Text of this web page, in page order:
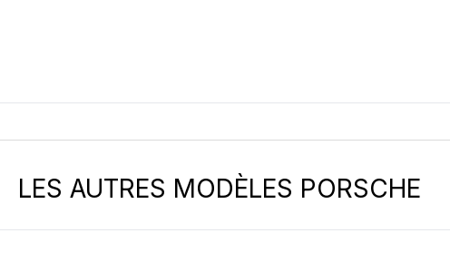
LES AUTRES MODÈLES PORSCHE